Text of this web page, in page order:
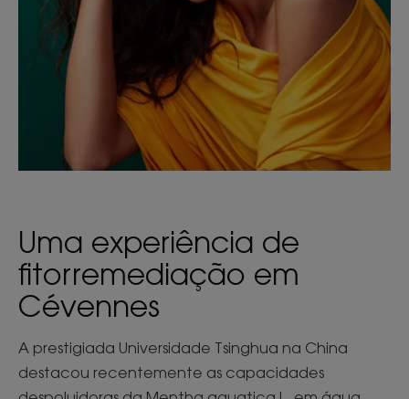
Uma experiência de
fitorremediação em
Cévennes
A prestigiada Universidade Tsinghua na China
destacou recentemente as capacidades